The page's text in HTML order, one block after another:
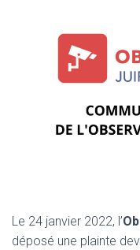
Le 24 janvier 2022, l’
déposé une plainte